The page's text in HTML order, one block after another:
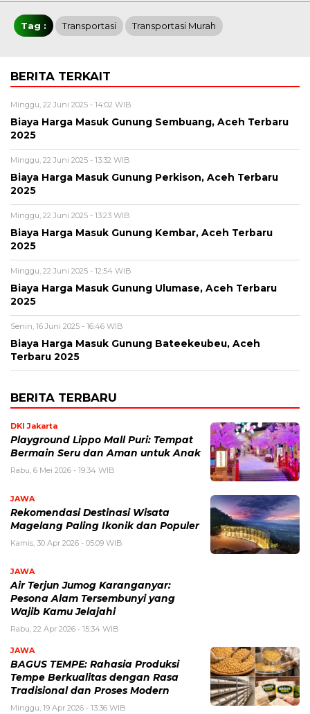
Tag : Transportasi Transportasi Murah
BERITA TERKAIT
Minggu, 22 Juni 2025 - 14:02 WIB
Biaya Harga Masuk Gunung Sembuang, Aceh Terbaru
2025
Minggu, 22 Juni 2025 - 13:32 WIB
Biaya Harga Masuk Gunung Perkison, Aceh Terbaru
2025
Minggu, 22 Juni 2025 - 13:23 WIB
Biaya Harga Masuk Gunung Kembar, Aceh Terbaru
2025
Minggu, 22 Juni 2025 - 12:54 WIB
Biaya Harga Masuk Gunung Ulumase, Aceh Terbaru
2025
Senin, 16 Juni 2025 - 16:46 WIB
Biaya Harga Masuk Gunung Bateekeubeu, Aceh
Terbaru 2025
BERITA TERBARU
DKI Jakarta
Playground Lippo Mall Puri: Tempat
Bermain Seru dan Aman untuk Anak
Rabu, 6 Mei 2026 - 19:34 WIB
JAWA
Rekomendasi Destinasi Wisata
Magelang Paling Ikonik dan Populer
Kamis, 30 Apr 2026 - 05:09 WIB
JAWA
Air Terjun Jumog Karanganyar:
Pesona Alam Tersembunyi yang
Wajib Kamu Jelajahi
Rabu, 22 Apr 2026 - 15:34 WIB
JAWA
BAGUS TEMPE: Rahasia Produksi
Tempe Berkualitas dengan Rasa
Tradisional dan Proses Modern
Minggu, 19 Apr 2026 - 13:36 WIB